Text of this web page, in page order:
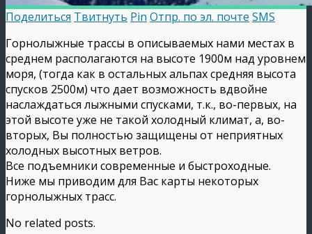
Поделиться Твитнуть Pin Отпр. по эл. почте SMS
Горнолыжные трассы в описываемых нами местах в
среднем располагаются на высоте 1900м над уровнем
моря, (тогда как в остальных альпах средняя высота
спусков 2500м) что дает возможность вдвойне
наслаждаться лыжными спусками, т.к., во-первых, на
этой высоте уже не такой холодный климат, а, во-
вторых, Вы полностью защищены от неприятных
холодных высотных ветров.
Все подъемники современные и быстроходные.
Ниже мы приводим для Вас карты некоторых
горнолыжных трасс.
No related posts.